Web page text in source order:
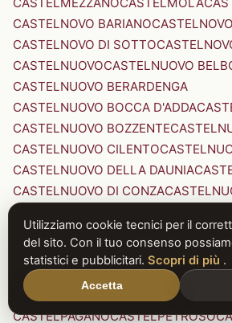
CASTELNOVO BARIANO
CASTELNOVO DI SOTTO
CASTELNUOVOCASTELNUOVO
CASTELNUOVO BERARDENGA
CASTELNUOVO BOCCA D'ADDA
CASTELNUOVO BOZZENTE
CASTELNUOVO CILENTO
CASTELNUOVO DELLA DAUNIA
CASTELNUOVO DI CONZA
CASTELNUOVO DI PORTO
CASTELNUOVO MAGRA
CASTELNUOVO PARANO
CASTELNUOVO SCRIVIA
CASTELPAGANOCASTELPETROSO
Utilizziamo cookie tecnici per il
del sito. Con il tuo consenso
statistici e pubblicitari. Scopri di più .
Accetta